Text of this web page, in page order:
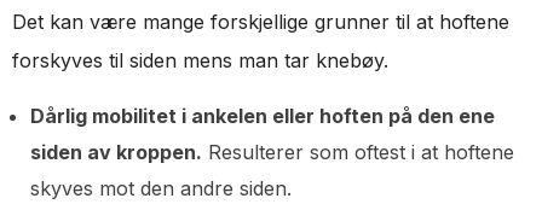
Det kan være mange forskjellige grunner til at hoftene
forskyves til siden mens man tar knebøy.
Dårlig mobilitet i ankelen eller hoften på den ene
siden av kroppen. Resulterer som oftest i at hoftene
skyves mot den andre siden.